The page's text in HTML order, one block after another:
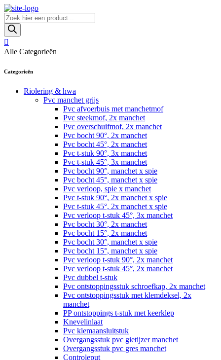
Skip
to
content
Producten
zoeken
Alle Categorieën
Categorieën
Riolering & hwa
Pvc manchet grijs
Pvc afvoerbuis met manchetmof
Pvc steekmof, 2x manchet
Pvc overschuifmof, 2x manchet
Pvc bocht 90°, 2x manchet
Pvc bocht 45°, 2x manchet
Pvc t-stuk 90°, 3x manchet
Pvc t-stuk 45°, 3x manchet
Pvc bocht 90°, manchet x spie
Pvc bocht 45°, manchet x spie
Pvc verloop, spie x manchet
Pvc t-stuk 90°, 2x manchet x spie
Pvc t-stuk 45°, 2x manchet x spie
Pvc verloop t-stuk 45°, 3x manchet
Pvc bocht 30°, 2x manchet
Pvc bocht 15°, 2x manchet
Pvc bocht 30°, manchet x spie
Pvc bocht 15°, manchet x spie
Pvc verloop t-stuk 90°, 2x manchet
Pvc verloop t-stuk 45°, 2x manchet
Pvc dubbel t-stuk
Pvc ontstoppingsstuk schroefkap, 2x manchet
Pvc ontstoppingsstuk met klemdeksel, 2x
manchet
PP ontstoppings t-stuk met keerklep
Knevelinlaat
Pvc klemaansluitstuk
Overgangsstuk pvc gietijzer manchet
Overgangsstuk pvc gres manchet
Controleput